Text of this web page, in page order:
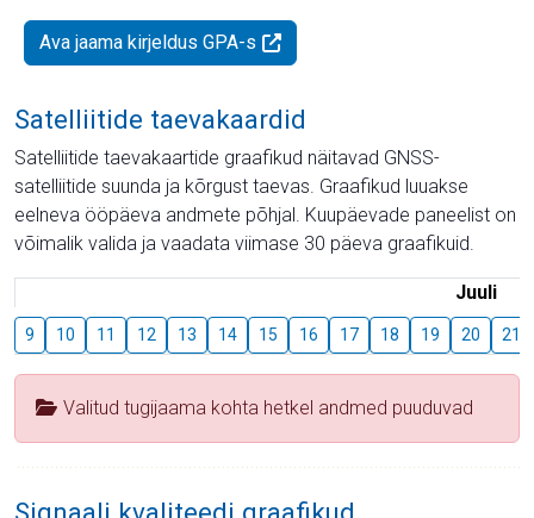
Ava jaama kirjeldus GPA-s
Satelliitide taevakaardid
Satelliitide taevakaartide graafikud näitavad GNSS-
satelliitide suunda ja kõrgust taevas. Graafikud luuakse
eelneva ööpäeva andmete põhjal. Kuupäevade paneelist on
võimalik valida ja vaadata viimase 30 päeva graafikuid.
Juuli
9 10 11 12 13 14 15 16 17 18 19 20 21
Valitud tugijaama kohta hetkel andmed puuduvad
Signaali kvaliteedi graafikud